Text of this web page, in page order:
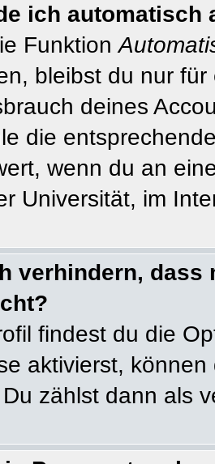
ich automatisch
Funktion
bleibst du nur
deines
die
wenn du an
Universität, im
verhindern, dass
findest du die
aktivierst,
zählst dann als